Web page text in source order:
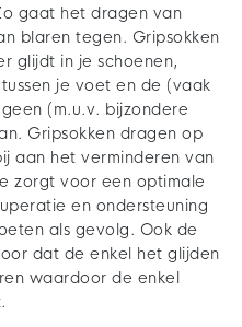
gaat het dragen van
blaren tegen. Gripsokken
glijdt in je schoenen,
je voet en de (vaak
(m.u.v. bijzondere
Gripsokken dragen op
aan het verminderen van
zorgt voor een optimale
en ondersteuning
als gevolg. Ook de
dat de enkel het glijden
waardoor de enkel